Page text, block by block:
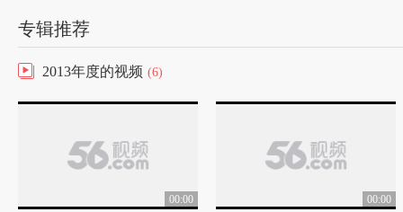
专辑推荐
2013年度的视频 (6)
00:00 00:00